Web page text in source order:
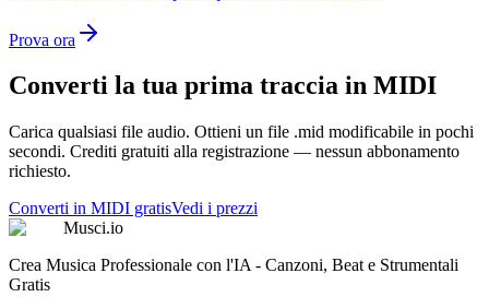
Prova ora
Converti la tua prima traccia in MIDI
Carica qualsiasi file audio. Ottieni un file .mid modificabile in pochi
secondi. Crediti gratuiti alla registrazione — nessun abbonamento
richiesto.
Converti in MIDI gratisVedi i prezzi
Musci.io
Crea Musica Professionale con l'IA - Canzoni, Beat e Strumentali
Gratis